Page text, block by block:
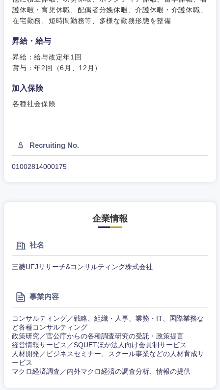
護休暇・育児休職、配偶者分娩休暇、介護休暇・介護休職、
在宅勤務、短時間勤務等、多様な勤務形態を整備
昇給・給与
昇給：給与改定年1回
賞与：年2回（6月、12月）
加入保険
各種社会保険
Recruiting No.
01002814000175
企業情報
社名
三菱UFJリサーチ&コンサルティング株式会社
事業内容
コンサルティング／戦略、組織・人事、業務・IT、国際業務な
ど各種コンサルティング
政策研究／官公庁からの各種調査研究の受託・政策提言
経営情報サービス／SQUETほか法人向け会員制サービス
人材開発／ビジネスセミナー、スクール事業などの人材育成サ
ービス
マクロ経済調査／内外マクロ経済の調査分析、情報の提供
新潟県 富山県
山梨県
東海地方